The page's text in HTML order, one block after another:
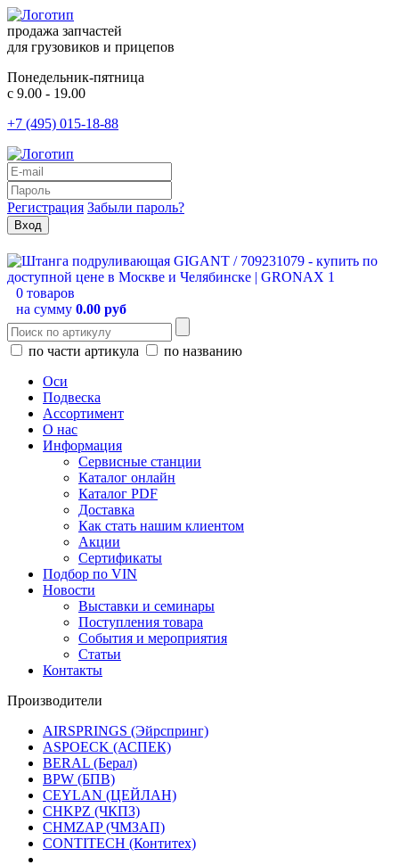
продажа запчастей
для грузовиков и прицепов
Понедельник-пятница
с 9.00 - 19.00
+7 (495) 015-18-88
Регистрация Забыли пароль?
0 товаров
на сумму 0.00 руб
по части артикула
по названию
Оси
Подвеска
Ассортимент
О нас
Информация
Сервисные станции
Каталог онлайн
Каталог PDF
Доставка
Как стать нашим клиентом
Акции
Сертификаты
Подбор по VIN
Новости
Выставки и семинары
Поступления товара
События и мероприятия
Статьи
Контакты
Производители
AIRSPRINGS (Эйрспринг)
ASPOECK (АСПЕК)
BERAL (Берал)
BPW (БПВ)
CEYLAN (ЦЕЙЛАН)
CHKPZ (ЧКПЗ)
CHMZAP (ЧМЗАП)
CONTITECH (Контитех)